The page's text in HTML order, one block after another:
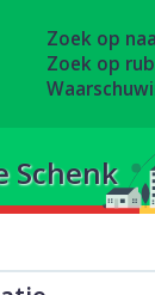
Zoek op
Zoek op
Schenk